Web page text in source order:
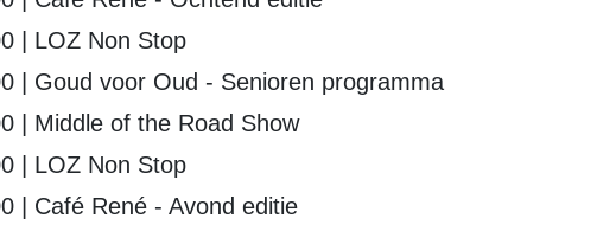
| LOZ Non Stop
| Goud voor Oud - Senioren programma
| Middle of the Road Show
| LOZ Non Stop
| Café René - Avond editie